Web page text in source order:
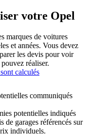
votre Opel
marques de voitures
et années. Vous devez
les devis pour voir
réaliser.
calculés
communiqués
potentielles indiqués
de garages référencés sur
individuels.